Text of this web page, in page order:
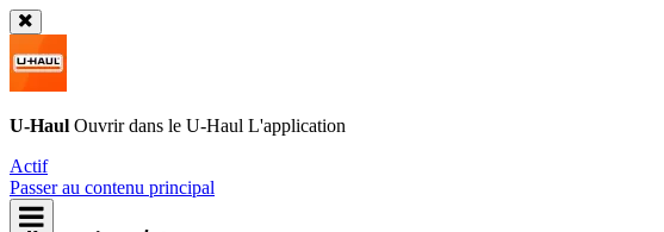
U-Haul Ouvrir dans le U-Haul L'application
Actif
Passer au contenu principal